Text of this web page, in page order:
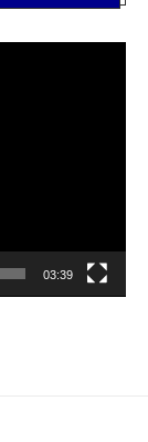
03:39